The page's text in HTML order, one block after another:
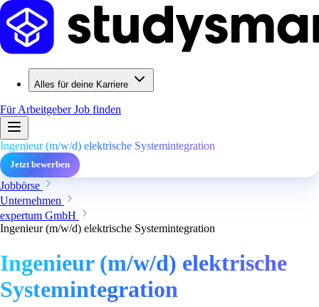
Alles für deine Karriere
Für ArbeitgeberJob finden
Ingenieur (m/w/d) elektrische Systemintegration
Jetzt bewerben
Jobbörse
Unternehmen
expertum GmbH
Ingenieur (m/w/d) elektrische Systemintegration
Ingenieur (m/w/d) elektrische
Systemintegration